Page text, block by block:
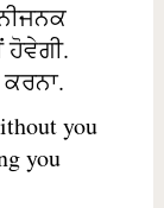
ਹੋਵੇਗੀ.
you
you